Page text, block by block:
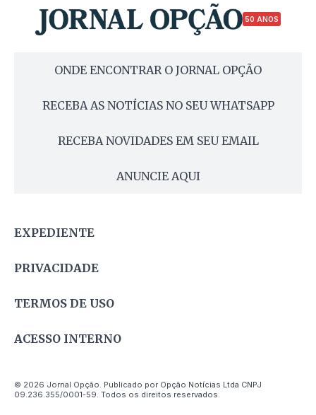
50 ANOS
ONDE ENCONTRAR O JORNAL OPÇÃO
RECEBA AS NOTÍCIAS NO SEU WHATSAPP
RECEBA NOVIDADES EM SEU EMAIL
ANUNCIE AQUI
EXPEDIENTE
PRIVACIDADE
TERMOS DE USO
ACESSO INTERNO
© 2026 Jornal Opção. Publicado por Opção Notícias Ltda CNPJ
09.236.355/0001-59. Todos os direitos reservados.